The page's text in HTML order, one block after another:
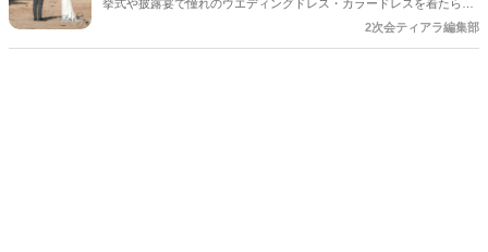
挙式や披露宴で憧れのウエディングドレス・カラードレスを着たら、
次は二次会◎ 二次会の衣装の準備に悩んでいる花嫁さんって実は多い
2次会ティアラ編集部